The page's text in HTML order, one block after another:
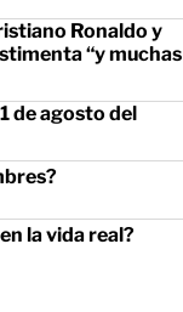
Ronaldo y
“y muchas
de agosto del
la vida real?